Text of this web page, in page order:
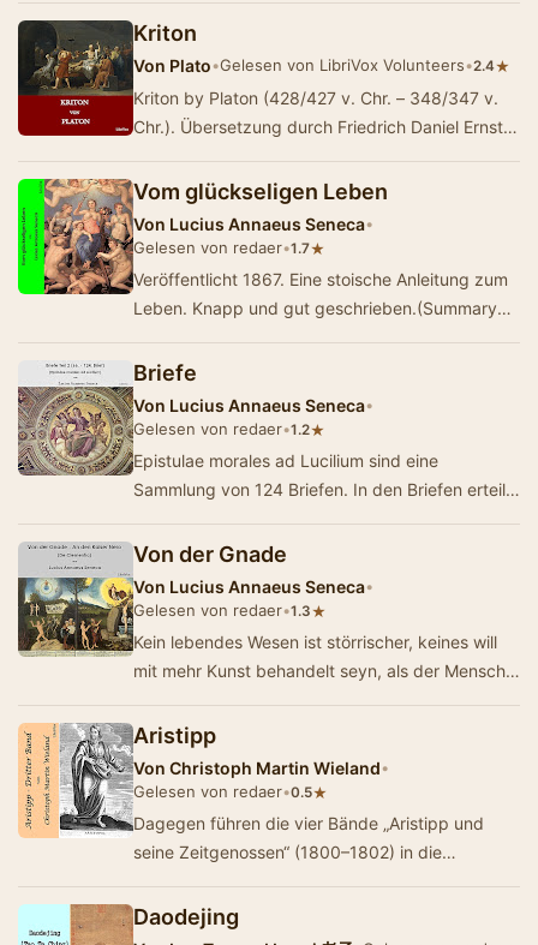
Kriton
Von Plato•Gelesen von LibriVox Volunteers•2.4★
Kriton by Platon (428/427 v. Chr. – 348/347 v.
Chr.). Übersetzung durch Friedrich Daniel Ernst
Vom glückseligen Leben
Von Lucius Annaeus Seneca•
Gelesen von redaer•1.7★
Veröffentlicht 1867. Eine stoische Anleitung zum
Leben. Knapp und gut geschrieben.(Summary
Briefe
Von Lucius Annaeus Seneca•
Gelesen von redaer•1.2★
Epistulae morales ad Lucilium sind eine
Sammlung von 124 Briefen. In den Briefen erteilt
lange…
Von der Gnade
Von Lucius Annaeus Seneca•
Gelesen von redaer•1.3★
Kein lebendes Wesen ist störrischer, keines will
mit mehr Kunst behandelt seyn, als der Mensch;
Aristipp
Von Christoph Martin Wieland•
Gelesen von redaer•0.5★
Dagegen führen die vier Bände „Aristipp und
seine Zeitgenossen“ (1800–1802) in die
Daodejing